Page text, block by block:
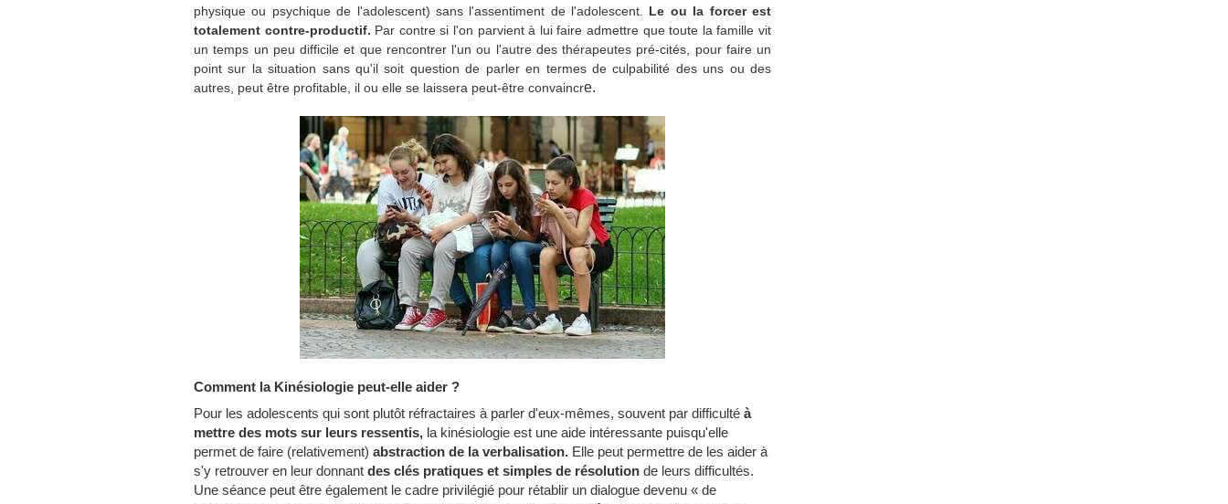
physique ou psychique de l'adolescent) sans l'assentiment de l'adolescent. Le ou la forcer est
totalement contre-productif. Par contre si l'on parvient à lui faire admettre que toute la famille vit
un temps un peu difficile et que rencontrer l'un ou l'autre des thérapeutes pré-cités, pour faire un
point sur la situation sans qu'il soit question de parler en termes de culpabilité des uns ou des
autres, peut être profitable, il ou elle se laissera peut-être convaincre.
Comment la Kinésiologie peut-elle aider ?
Pour les adolescents qui sont plutôt réfractaires à parler d'eux-mêmes, souvent par difficulté à
mettre des mots sur leurs ressentis, la kinésiologie est une aide intéressante puisqu'elle
permet de faire (relativement) abstraction de la verbalisation. Elle peut permettre de les aider à
s'y retrouver en leur donnant des clés pratiques et simples de résolution de leurs difficultés.
Une séance peut être également le cadre privilégié pour rétablir un dialogue devenu « de